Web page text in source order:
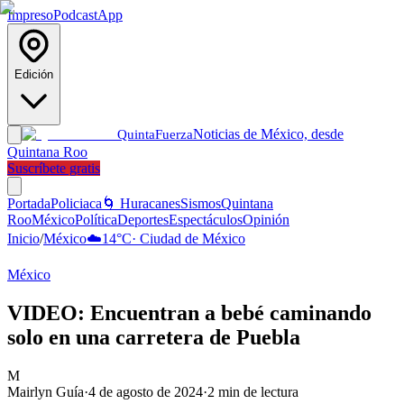
ImpresoPodcastApp
Edición
QuintaFuerzaNoticias de México, desde
Quintana Roo
Suscríbete gratis
PortadaPoliciaca 🌀 HuracanesSismosQuintana
RooMéxicoPolíticaDeportesEspectáculosOpinión
Inicio/México☁️14°C· Ciudad de México
México
VIDEO: Encuentran a bebé caminando
solo en una carretera de Puebla
M
Mairlyn Guía·4 de agosto de 2024·2 min de lectura